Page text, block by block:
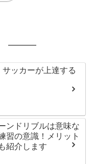
サッカーが上達する
ンドリブルは意味な
習の意識！メリット
紹介します